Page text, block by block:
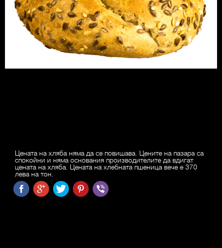
Цената на хляба няма да се повишава. Цените на пазара са
спокойни и няма основания производителите да вдигат
цената на хляба. Цената на хлебната пшеница вече е 370
лева на тон.